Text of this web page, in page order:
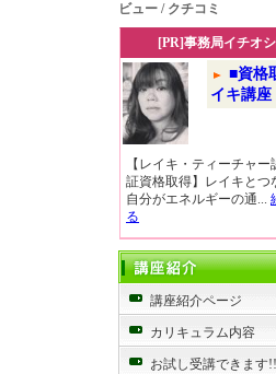
ビュー / クチコミ
[PR]事務局イチオ
■資格
イキ講座
【レイキ・ティーチャー
証資格取得】レイキとつ
自分がエネルギーの通...
る
講座紹介ページ
カリキュラム内容
お試し受講できます!!